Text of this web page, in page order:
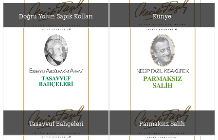
Doğru Yolun Sapık Kolları Künye
Tasavvuf Bahçeleri Parmaksız Salih